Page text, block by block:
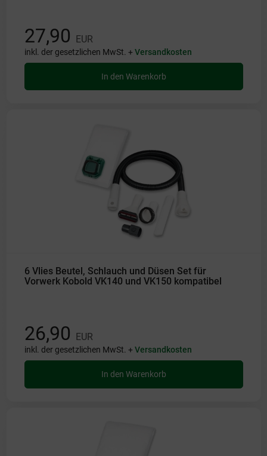
27,90 EUR
inkl. der gesetzlichen MwSt. +Versandkosten
In den Warenkorb
6 Vlies Beutel, Schlauch und Düsen Set für
Vorwerk Kobold VK140 und VK150 kompatibel
26,90 EUR
inkl. der gesetzlichen MwSt. +Versandkosten
In den Warenkorb